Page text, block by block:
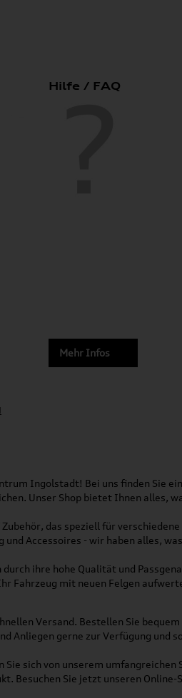
Hilfe / FAQ
Mehr Infos
Ingolstadt! Bei uns finden Sie
Unser Shop bietet Ihnen alles,
das speziell für
Accessoires - wir haben alles,
ihre hohe Qualität und
Fahrzeug mit neuen Felgen
Versand. Bestellen Sie
Anliegen gerne zur Verfügung und
Sie sich von unserem
Besuchen Sie jetzt unseren Online-